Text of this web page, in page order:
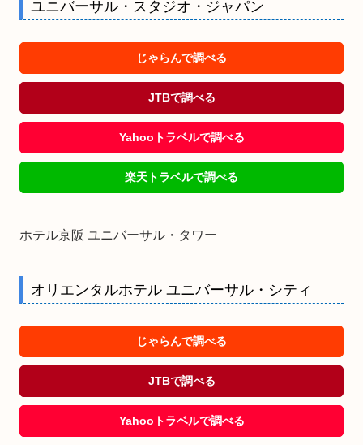
ユニバーサル・スタジオ・ジャパン
じゃらんで調べる
JTBで調べる
Yahooトラベルで調べる
楽天トラベルで調べる
ホテル京阪 ユニバーサル・タワー
オリエンタルホテル ユニバーサル・シティ
じゃらんで調べる
JTBで調べる
Yahooトラベルで調べる